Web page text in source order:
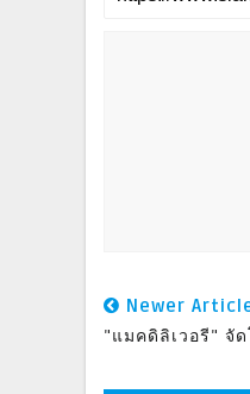
Newer
"แมคดิลิเวอรี" จั